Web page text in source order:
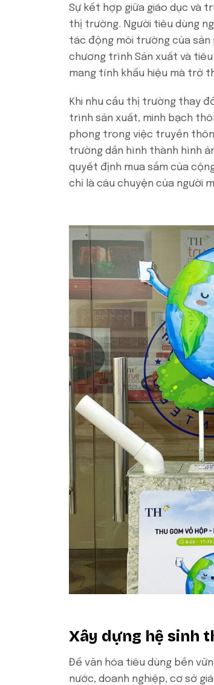
Sự kết hợp giữa giáo dục và
thị trường. Người tiêu dùng
tác động môi trường của sản
chương trình Sản xuất và
mang tính khẩu hiệu mà trở
Khi nhu cầu thị trường thay
trình sản xuất, minh bạch
phong trong việc truyền
trường dần hình thành hình
quyết định mua sắm của
chỉ là câu chuyện của người
Xây dựng hệ sinh
Để văn hóa tiêu dùng bền
nước, doanh nghiệp, cơ sở